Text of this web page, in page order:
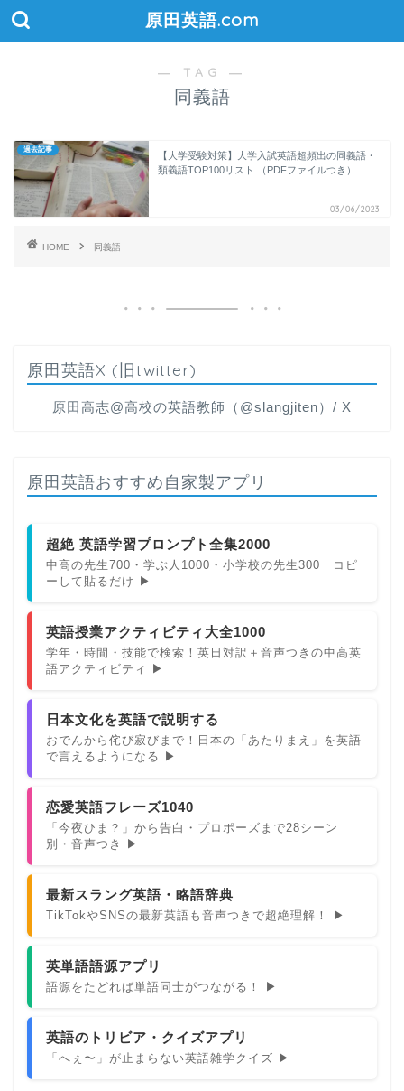
原田英語.com
― TAG ―
同義語
過去記事
【大学受験対策】大学入試英語超頻出の同義語・
類義語TOP100リスト （PDFファイルつき）
03/06/2023
HOME 同義語
原田英語X (旧twitter)
原田高志@高校の英語教師（@slangjiten）/ X
原田英語おすすめ自家製アプリ
超絶 英語学習プロンプト全集2000
中高の先生700・学ぶ人1000・小学校の先生300｜コピ
ーして貼るだけ ▶
英語授業アクティビティ大全1000
学年・時間・技能で検索！英日対訳＋音声つきの中高英
語アクティビティ ▶
日本文化を英語で説明する
おでんから侘び寂びまで！日本の「あたりまえ」を英語
で言えるようになる ▶
恋愛英語フレーズ1040
「今夜ひま？」から告白・プロポーズまで28シーン
別・音声つき ▶
最新スラング英語・略語辞典
TikTokやSNSの最新英語も音声つきで超絶理解！ ▶
英単語語源アプリ
語源をたどれば単語同士がつながる！ ▶
英語のトリビア・クイズアプリ
「へぇ〜」が止まらない英語雑学クイズ ▶